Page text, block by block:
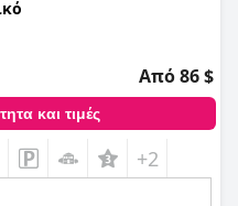
αξιοθέατα των
Από 86 $
και τιμές
+2